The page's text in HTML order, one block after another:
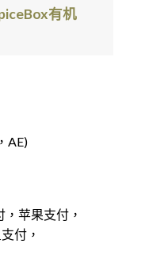
有机
AE)
苹果支付，
付，